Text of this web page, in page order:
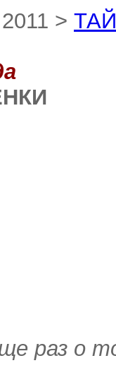
>
раз о